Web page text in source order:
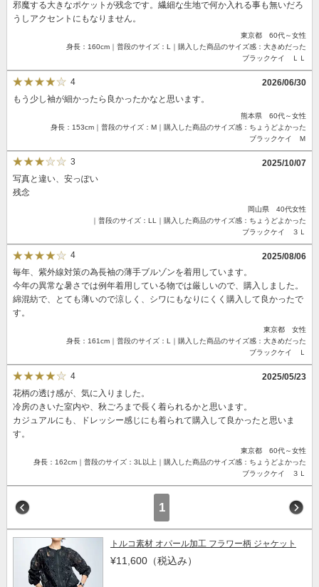
邪魔する大きなポケットが残念です。繊細な生地で何か入れる事も無いだろ
うしアクセントにもなりません。
東京都 60代～女性
身長：160cm｜普段のサイズ：L｜購入した商品のサイズ感：大きめだった
ブラックケイ ＬＬ
4
2026/06/30
もう少し袖が細かったら良かったかなと思います。
熊本県 60代～女性
身長：153cm｜普段のサイズ：M｜購入した商品のサイズ感：ちょうどよかった
ブラックケイ Ｍ
3
2025/10/07
写真と違い、安っぽい
残念
岡山県 40代女性
｜普段のサイズ：LL｜購入した商品のサイズ感：ちょうどよかった
ブラックケイ ３Ｌ
4
2025/08/06
毎年、紫外線対策の為長袖の薄手ブルゾンを着用しています。
今年の異常な暑さでは例年着用している物では厳しいので、購入しました。
綿混紡で、とても薄いので涼しく、シワにもなりにくく購入して良かったで
す。
東京都 女性
身長：161cm｜普段のサイズ：L｜購入した商品のサイズ感：大きめだった
ブラックケイ Ｌ
4
2025/05/23
花柄の透け感が、気に入りました。
冷房のきいた室内や、秋ごろまで長く着られるかと思います。
カジュアルにも、ドレッシー感じにも着られて購入して良かったと思いま
す。
東京都 60代～女性
身長：162cm｜普段のサイズ：3L以上｜購入した商品のサイズ感：ちょうどよかった
ブラックケイ ３Ｌ
1
トルコ素材 オパール加工 フラワー柄 ジャケット
¥11,600（税込み）